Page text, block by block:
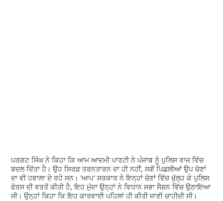
ਪਰਗਟ ਸਿੰਘ ਨੇ ਕਿਹਾ ਕਿ ਆਮ ਆਦਮੀ ਪਾਰਟੀ ਨੇ ਪੰਜਾਬ ਨੂੰ ਪੁਲਿਸ ਰਾਜ ਵਿੱਚ
ਬਦਲ ਦਿੱਤਾ ਹੈ। ਉਹ ਸਿਰਫ਼ ਤਰਨਤਾਰਨ ਦਾ ਹੀ ਨਹੀਂ, ਸਗੋਂ ਪਿਛਲੀਆਂ ਉਪ ਚੋਣਾਂ
ਦਾ ਵੀ ਹਵਾਲਾ ਦੇ ਰਹੇ ਸਨ। 'ਆਪ' ਸਰਕਾਰ ਨੇ ਇਨ੍ਹਾਂ ਚੋਣਾਂ ਵਿੱਚ ਖੁੱਲ੍ਹ ਕੇ ਪੁਲਿਸ
ਫੋਰਸ ਦੀ ਵਰਤੋਂ ਕੀਤੀ ਹੈ, ਇਹ ਮੁੱਦਾ ਉਨ੍ਹਾਂ ਨੇ ਵਿਧਾਨ ਸਭਾ ਸੈਸ਼ਨ ਵਿੱਚ ਉਠਾਇਆ
ਸੀ। ਉਨ੍ਹਾਂ ਕਿਹਾ ਕਿ ਇਹ ਕਾਰਵਾਈ ਪਹਿਲਾਂ ਹੀ ਕੀਤੀ ਜਾਣੀ ਚਾਹੀਦੀ ਸੀ।